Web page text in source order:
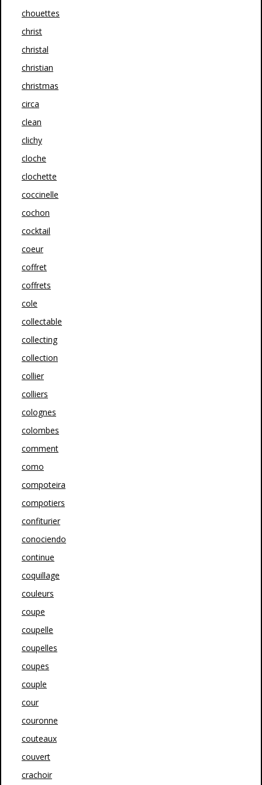
chouettes
christ
christal
christian
christmas
circa
clean
clichy
cloche
clochette
coccinelle
cochon
cocktail
coeur
coffret
coffrets
cole
collectable
collecting
collection
collier
colliers
colognes
colombes
comment
como
compoteira
compotiers
confiturier
conociendo
continue
coquillage
couleurs
coupe
coupelle
coupelles
coupes
couple
cour
couronne
couteaux
couvert
crachoir